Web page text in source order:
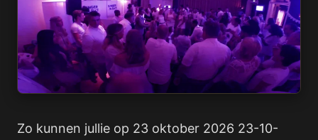
Zo kunnen jullie op 23 oktober 2026 23-10-